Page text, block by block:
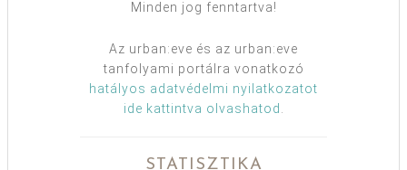
Minden jog fenntartva!
Az urban:eve és az urban:eve
tanfolyami portálra vonatkozó
hatályos adatvédelmi nyilatkozatot
ide kattintva olvashatod .
STATISZTIKA